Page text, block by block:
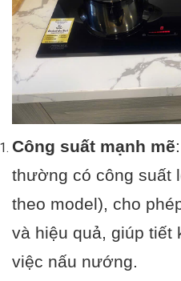
Công suất mạnh mẽ
thường có công suất
theo model), cho
và hiệu quả, giúp tiết
việc nấu nướng.